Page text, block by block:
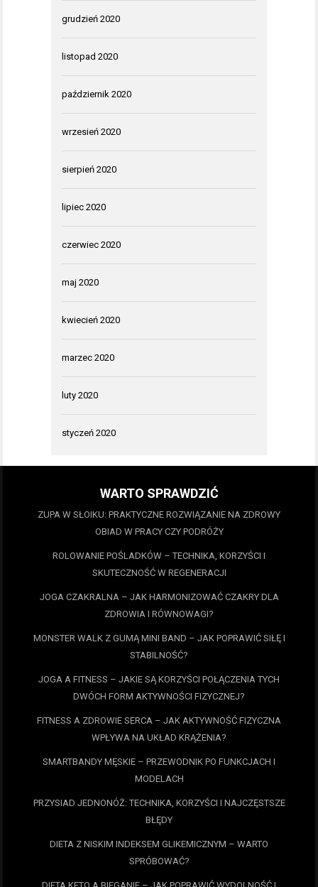
grudzień 2020
listopad 2020
październik 2020
wrzesień 2020
sierpień 2020
lipiec 2020
czerwiec 2020
maj 2020
kwiecień 2020
marzec 2020
luty 2020
styczeń 2020
WARTO SPRAWDZIĆ
ZUPA W SŁOIKU: PRAKTYCZNE ROZWIĄZANIE NA ZDROWY
OBIAD W PRACY CZY PODRÓŻY
ROLOWANIE POŚLADKÓW – TECHNIKA, KORZYŚCI I
SKUTECZNOŚĆ W REGENERACJI
JOGA CZAKRALNA – JAK HARMONIZOWAĆ CZAKRY DLA
ZDROWIA I RÓWNOWAGI?
MONSTER WALK Z GUMĄ MINI BAND – JAK POPRAWIĆ SIŁĘ I
STABILNOŚĆ?
JOGA A FITNESS – JAKIE SĄ KORZYŚCI POŁĄCZENIA TYCH
DWÓCH FORM AKTYWNOŚCI FIZYCZNEJ?
FITNESS A ZDROWIE SERCA – JAK AKTYWNOŚĆ FIZYCZNA
WPŁYWA NA UKŁAD KRĄŻENIA?
SMARTBANDY MĘSKIE – PRZEWODNIK PO FUNKCJACH I
MODELACH
PRZYSIAD JEDNONÓŻ: TECHNIKA, KORZYŚCI I NAJCZĘSTSZE
BŁĘDY
DIETA Z NISKIM INDEKSEM GLIKEMICZNYM – WARTO
SPRÓBOWAĆ?